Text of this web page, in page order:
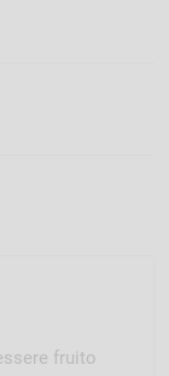
fruito